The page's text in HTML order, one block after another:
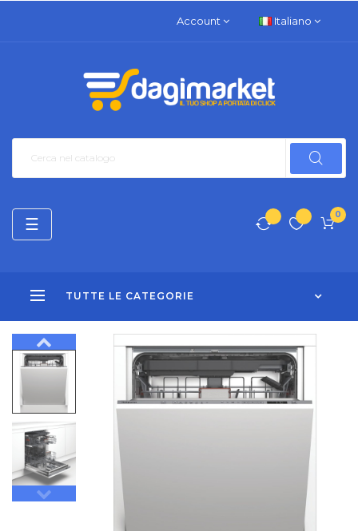
Account Italiano
0
TUTTE LE CATEGORIE
navigazione
Toggle
☰